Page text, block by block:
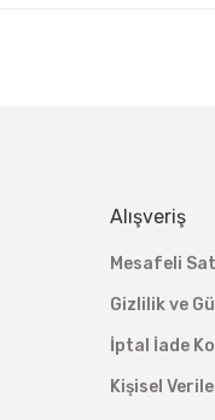
Alışveriş
Mesafeli
Gizlilik ve
İptal İade
Kişisel